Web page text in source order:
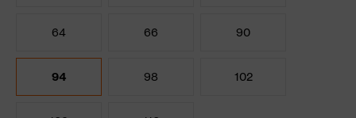
64 66 90
94 98 102